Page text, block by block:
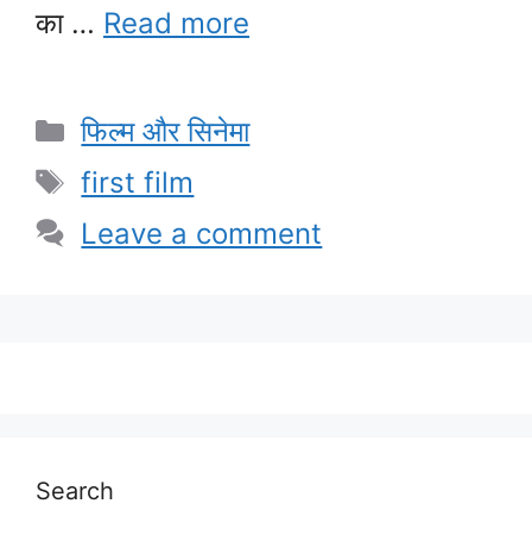
का … Read more
Categories
फिल्म और सिनेमा
Tags
first film
Leave a comment
Search